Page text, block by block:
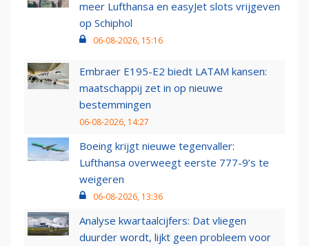
meer Lufthansa en easyJet slots vrijgeven
op Schiphol
06-08-2026, 15:16
Embraer E195-E2 biedt LATAM kansen:
maatschappij zet in op nieuwe
bestemmingen
06-08-2026, 14:27
Boeing krijgt nieuwe tegenvaller:
Lufthansa overweegt eerste 777-9’s te
weigeren
06-08-2026, 13:36
Analyse kwartaalcijfers: Dat vliegen
duurder wordt, lijkt geen probleem voor